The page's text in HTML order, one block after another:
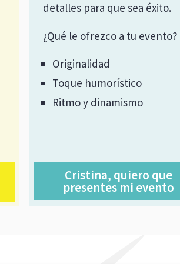
detalles para que sea éxito.
¿Qué le ofrezco a tu evento?
Originalidad
Toque humorístico
Ritmo y dinamismo
Cristina, quiero que
presentes mi evento